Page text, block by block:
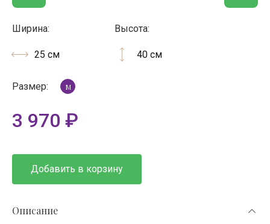
Ширина:
25 см
Высота:
40 см
Размер: M
3 970 ₽
Добавить в корзину
Описание